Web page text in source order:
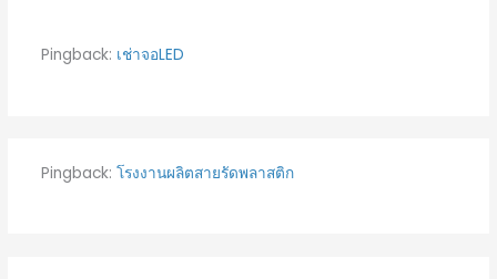
Pingback: เช่าจอLED
Pingback: โรงงานผลิตสายรัดพลาสติก